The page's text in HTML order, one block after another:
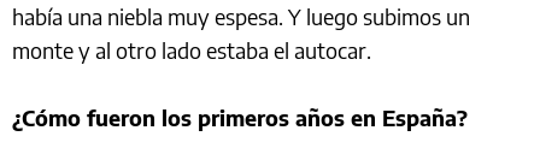
había una niebla muy espesa. Y luego subimos un
monte y al otro lado estaba el autocar.
¿Cómo fueron los primeros años en España?